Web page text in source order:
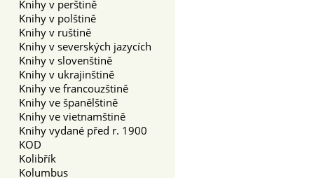
Knihy v perštině
Knihy v polštině
Knihy v ruštině
Knihy v severských jazycích
Knihy v slovenštině
Knihy v ukrajinštině
Knihy ve francouzštině
Knihy ve španělštině
Knihy ve vietnamštině
Knihy vydané před r. 1900
KOD
Kolibřík
Kolumbus